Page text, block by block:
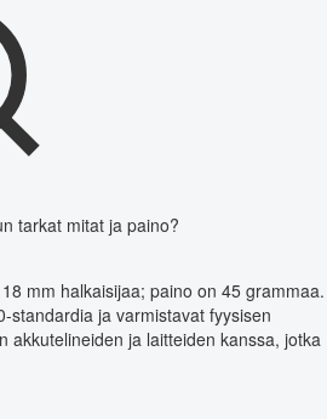
tarkat mitat ja paino?
mm halkaisijaa; paino on 45 grammaa.
standardia ja varmistavat fyysisen
akkutelineiden ja laitteiden kanssa, jotka